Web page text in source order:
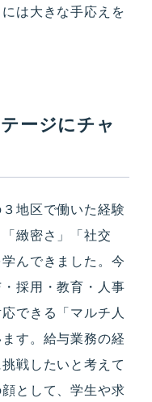
は大きな手応えを
ージにチャ
地区で働いた経験
緻密さ」「社交
んできました。今
採用・教育・人事
できる「マルチ人
す。給与業務の経
戦したいと考えて
として、学生や求